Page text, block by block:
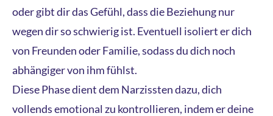
oder gibt dir das Gefühl, dass die Beziehung nur
wegen dir so schwierig ist. Eventuell isoliert er dich
von Freunden oder Familie, sodass du dich noch
abhängiger von ihm fühlst.
Diese Phase dient dem Narzissten dazu, dich
vollends emotional zu kontrollieren, indem er deine